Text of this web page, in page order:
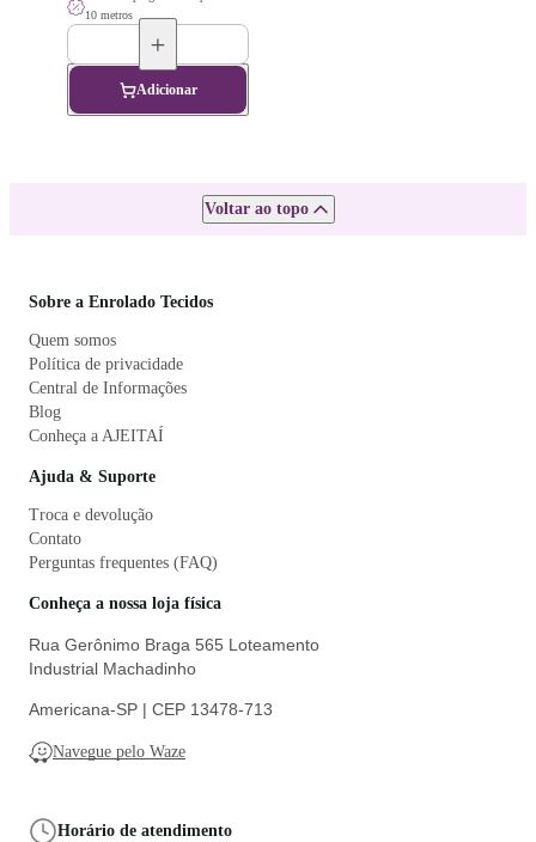
10 metros
Adicionar
Voltar ao topo
Sobre a Enrolado Tecidos
Quem somos
Política de privacidade
Central de Informações
Blog
Conheça a AJEITAÍ
Ajuda & Suporte
Troca e devolução
Contato
Perguntas frequentes (FAQ)
Conheça a nossa loja física
Rua Gerônimo Braga 565 Loteamento
Industrial Machadinho
Americana-SP | CEP 13478-713
Navegue pelo Waze
Horário de atendimento